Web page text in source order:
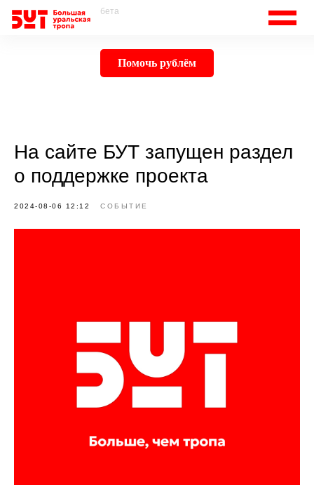
бета
Помочь рублём
На сайте БУТ запущен раздел
о поддержке проекта
2024-08-06 12:12 СОБЫТИЕ